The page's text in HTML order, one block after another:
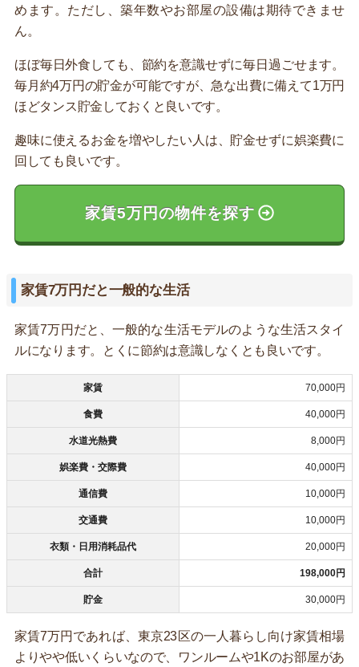
めます。ただし、築年数やお部屋の設備は期待できませ
ん。
ほぼ毎日外食しても、節約を意識せずに毎日過ごせます。
毎月約4万円の貯金が可能ですが、急な出費に備えて1万円
ほどタンス貯金しておくと良いです。
趣味に使えるお金を増やしたい人は、貯金せずに娯楽費に
回しても良いです。
家賃5万円の物件を探す
家賃7万円だと一般的な生活
家賃7万円だと、一般的な生活モデルのような生活スタイ
ルになります。とくに節約は意識しなくとも良いです。
家賃 70,000円
食費 40,000円
水道光熱費 8,000円
娯楽費・交際費 40,000円
通信費 10,000円
交通費 10,000円
衣類・日用消耗品代 20,000円
合計 198,000円
貯金 30,000円
家賃7万円であれば、東京23区の一人暮らし向け家賃相場
よりやや低いくらいなので、ワンルームや1Kのお部屋があ